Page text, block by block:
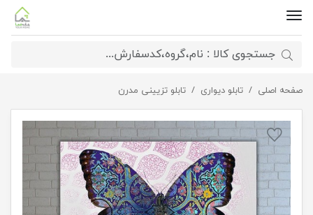
صفحه اصلی تابلو دیواری تابلو تزیینی مدرن تابلو بوم هنری پروانه